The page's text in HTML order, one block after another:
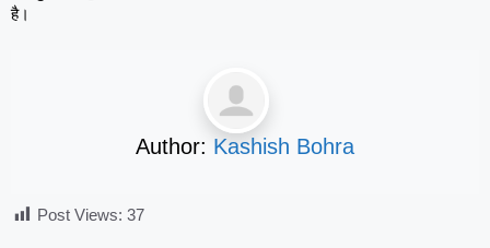
है।
Author: Kashish Bohra
Post Views: 37